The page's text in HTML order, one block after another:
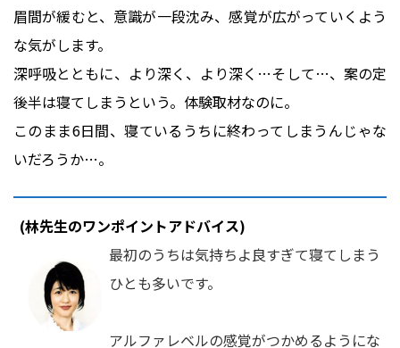
眉間が緩むと、意識が一段沈み、感覚が広がっていくよう
な気がします。
深呼吸とともに、より深く、より深く…そして…、案の定
後半は寝てしまうという。体験取材なのに。
このまま6日間、寝ているうちに終わってしまうんじゃな
いだろうか…。
(林先生のワンポイントアドバイス)
最初のうちは気持ちよ良すぎて寝てしまう
ひとも多いです。
アルファレベルの感覚がつかめるようにな